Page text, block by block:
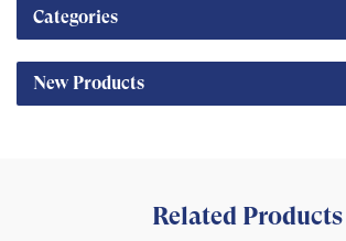
Categories
New Products
Related Products